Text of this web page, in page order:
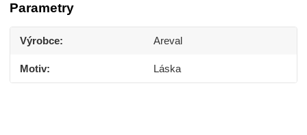
Parametry
Výrobce Areval
Motiv Láska